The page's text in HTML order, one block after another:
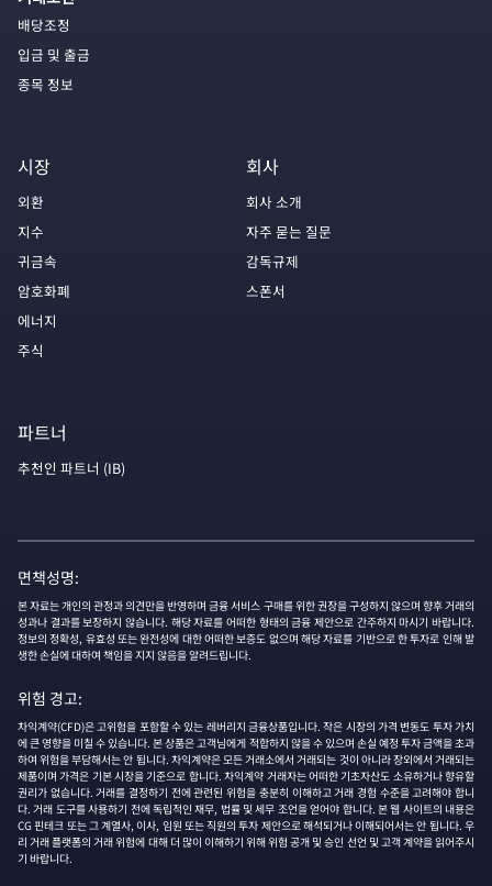
배당조정
입금 및 출금
종목 정보
시장
외환
지수
귀금속
암호화폐
에너지
주식
회사
회사 소개
자주 묻는 질문
감독규제
스폰서
파트너
추천인 파트너 (IB)
면책성명:
본 자료는 개인의 관정과 의견만을 반영하며 금융 서비스 구매를 위한 권장을 구성하지 않으며 향후 거래의
성과나 결과를 보장하지 않습니다. 해당 자료를 어떠한 형태의 금융 제안으로 간주하지 마시기 바랍니다.
정보의 정확성, 유효성 또는 완전성에 대한 어떠한 보증도 없으며 해당 자료를 기반으로 한 투자로 인해 발
생한 손실에 대하여 책임을 지지 않음을 알려드립니다.
위험 경고:
차익계약(CFD)은 고위험을 포함할 수 있는 레버리지 금융상품입니다. 작은 시장의 가격 변동도 투자 가치
에 큰 영향을 미칠 수 있습니다. 본 상품은 고객님에게 적합하지 않을 수 있으며 손실 예정 투자 금액을 초과
하여 위험을 부담해서는 안 됩니다. 차익계약은 모든 거래소에서 거래되는 것이 아니라 장외에서 거래되는
제품이며 가격은 기본 시장을 기준으로 합니다. 차익계약 거래자는 어떠한 기초자산도 소유하거나 향유할
권리가 없습니다. 거래를 결정하기 전에 관련된 위험을 충분히 이해하고 거래 경험 수준을 고려해야 합니
다. 거래 도구를 사용하기 전에 독립적인 재무, 법률 및 세무 조언을 얻어야 합니다. 본 웹 사이트의 내용은
CG 핀테크 또는 그 계열사, 이사, 임원 또는 직원의 투자 제안으로 해석되거나 이해되어서는 안 됩니다. 우
리 거래 플랫폼의 거래 위험에 대해 더 많이 이해하기 위해 위험 공개 및 승인 선언 및 고객 계약을 읽어주시
기 바랍니다.